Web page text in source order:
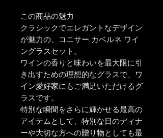
この商品の魅力
クラシックでエレガントなデザイン
が魅力の、コニサー カベルネ ワイ
ングラスセット。
ワインの香りと味わいを最大限に引
き出すための理想的なグラスで、ワ
イン愛好家にもご満足いただけるグ
ラスです。
特別な瞬間をさらに輝かせる最高の
アイテムとして、特別な日のディナ
ーや大切な方への贈り物としても最